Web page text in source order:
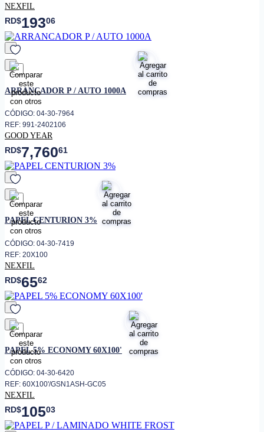
NEXFIL
RD$19306
favorito
ARRANCADOR P / AUTO 1000A
CÓDIGO: 04-30-7964
REF: 991-2402106
GOOD YEAR
RD$7,76061
favorito
PAPEL CENTURION 3%
CÓDIGO: 04-30-7419
REF: 20X100
NEXFIL
RD$6562
favorito
PAPEL 5% ECONOMY 60X100'
CÓDIGO: 04-30-6420
REF: 60X100'/GSN1ASH-GC05
NEXFIL
RD$10503